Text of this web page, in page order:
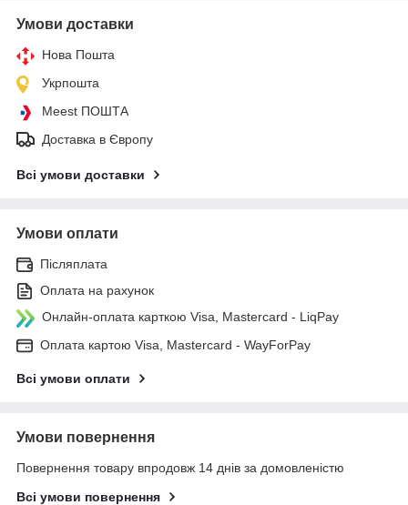
Умови доставки
Нова Пошта
Укрпошта
Meest ПОШТА
Доставка в Європу
Всі умови доставки
Умови оплати
Післяплата
Оплата на рахунок
Онлайн-оплата карткою Visa, Mastercard - LiqPay
Оплата картою Visa, Mastercard - WayForPay
Всі умови оплати
Умови повернення
Повернення товару впродовж 14 днів за домовленістю
Всі умови повернення